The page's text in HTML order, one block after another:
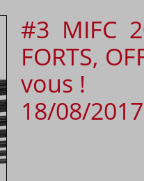
#3 MIFC
FORTS,
vous !
18/08/2017